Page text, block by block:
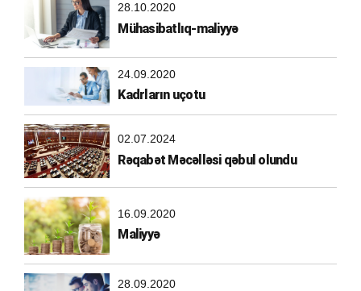
28.10.2020
Mühasibatlıq-maliyyə
24.09.2020
Kadrların uçotu
02.07.2024
Rəqabət Məcəlləsi qəbul olundu
16.09.2020
Maliyyə
28.09.2020